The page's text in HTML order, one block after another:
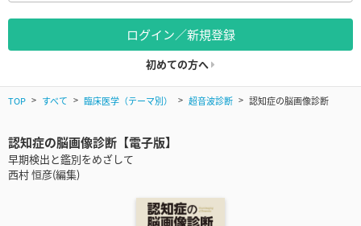
ログイン／新規登録
初めての方へ
TOP すべて 臨床医学（テーマ別） 超音波診断 認知症の脳画像診断
認知症の脳画像診断【電子版】
早期検出と鑑別をめざして
西村 恒彦(編集)